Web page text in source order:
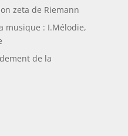
zeta de Riemann
musique : I.Mélodie,
de la